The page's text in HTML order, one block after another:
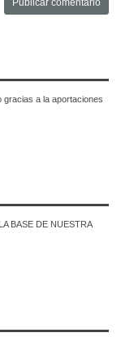
gracias a la aportaciones
BASE DE NUESTRA